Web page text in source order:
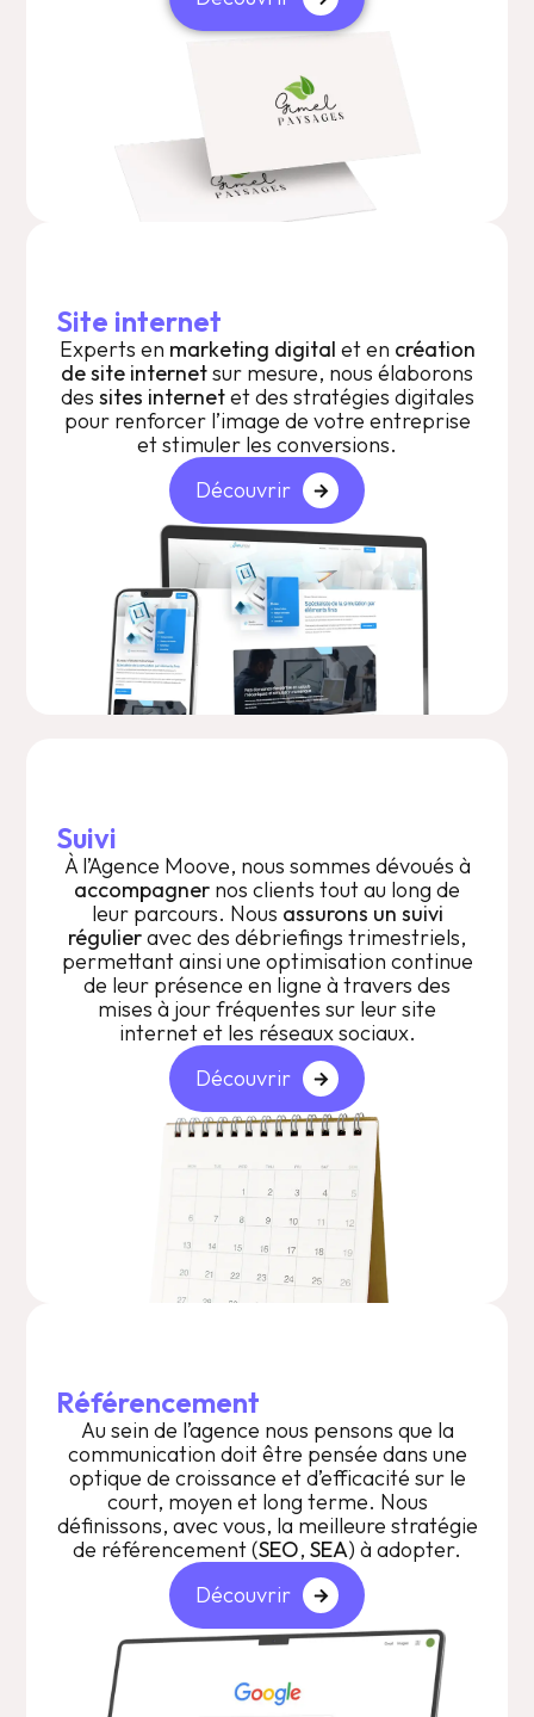
Site internet
Experts en marketing digital et en création
de site internetsur mesure, nous élaborons
des sites internetet des stratégies digitales
pour renforcer l’image de votre entreprise
et stimuler les conversions.
Découvrir
Suivi
À l’Agence Moove, nous sommes dévoués à
accompagner nos clients tout au long de
leur parcours. Nous assurons un suivi
régulieravec des débriefings trimestriels,
permettant ainsi une optimisation continue
de leur présence en ligne à travers des
mises à jour fréquentes sur leur site
internet et les réseaux sociaux.
Découvrir
Référencement
Au sein de l’agence nous pensons que la
communication doit être pensée dans une
optique de croissance et d’efficacité sur le
court, moyen et long terme. Nous
définissons, avec vous, la meilleure stratégie
de référencement (SEO, SEA) à adopter.
Découvrir